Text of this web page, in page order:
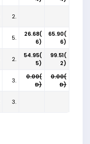
2.
5.
26.68(
6)
65.90(
6)
2.
54.95(
5)
99.51(
2)
3.
0.00(
D)
0.00(
D)
3.